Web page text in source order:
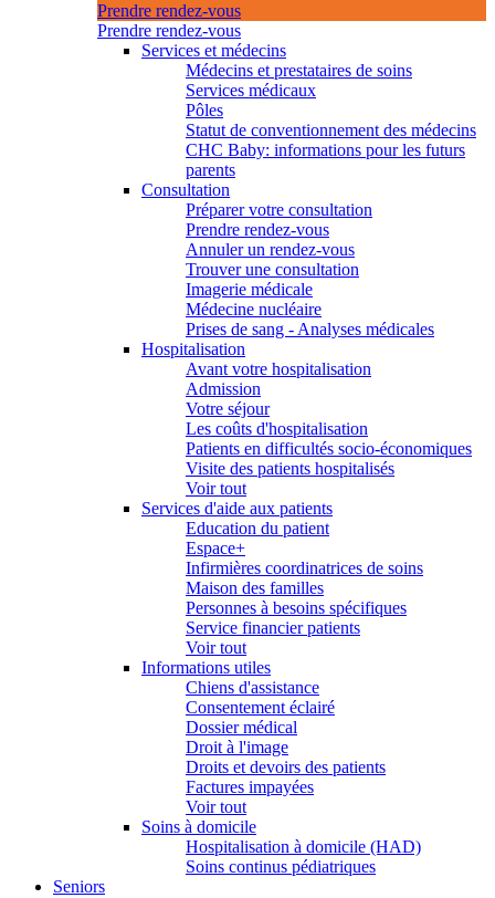
Prendre rendez-vous
Prendre rendez-vous
Services et médecins
Médecins et prestataires de soins
Services médicaux
Pôles
Statut de conventionnement des médecins
CHC Baby: informations pour les futurs
parents
Consultation
Préparer votre consultation
Prendre rendez-vous
Annuler un rendez-vous
Trouver une consultation
Imagerie médicale
Médecine nucléaire
Prises de sang - Analyses médicales
Hospitalisation
Avant votre hospitalisation
Admission
Votre séjour
Les coûts d'hospitalisation
Patients en difficultés socio-économiques
Visite des patients hospitalisés
Voir tout
Services d'aide aux patients
Education du patient
Espace+
Infirmières coordinatrices de soins
Maison des familles
Personnes à besoins spécifiques
Service financier patients
Voir tout
Informations utiles
Chiens d'assistance
Consentement éclairé
Dossier médical
Droit à l'image
Droits et devoirs des patients
Factures impayées
Voir tout
Soins à domicile
Hospitalisation à domicile (HAD)
Soins continus pédiatriques
Seniors